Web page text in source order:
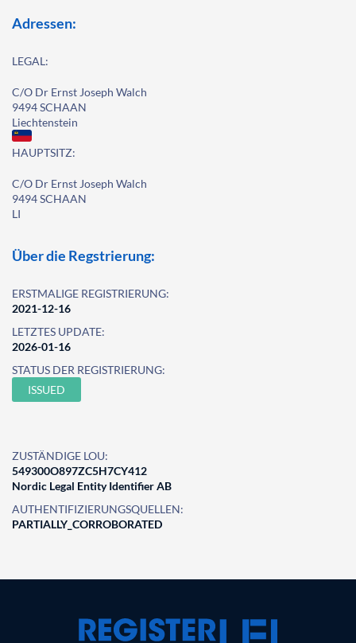
Adressen:
LEGAL:
C/O Dr Ernst Joseph Walch
9494 SCHAAN
Liechtenstein
HAUPTSITZ:
C/O Dr Ernst Joseph Walch
9494 SCHAAN
LI
Über die Regstrierung:
ERSTMALIGE REGISTRIERUNG:
2021-12-16
LETZTES UPDATE:
2026-01-16
STATUS DER REGISTRIERUNG:
ISSUED
ZUSTÄNDIGE LOU:
549300O897ZC5H7CY412
Nordic Legal Entity Identifier AB
AUTHENTIFIZIERUNGSQUELLEN:
PARTIALLY_CORROBORATED